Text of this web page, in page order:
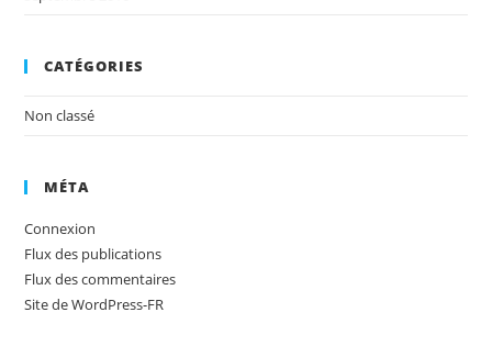
CATÉGORIES
Non classé
MÉTA
Connexion
Flux des publications
Flux des commentaires
Site de WordPress-FR